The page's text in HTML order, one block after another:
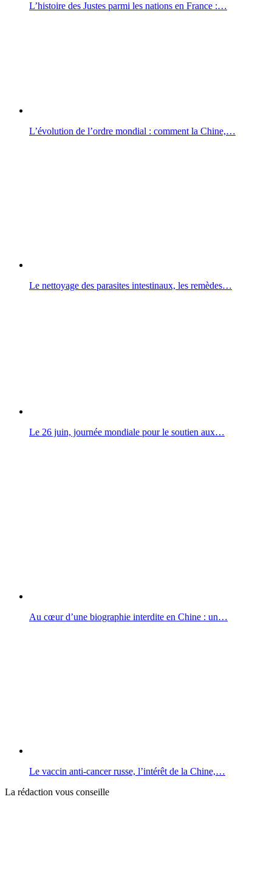
L’histoire des Justes parmi les nations en France :…
L’évolution de l’ordre mondial : comment la Chine,…
Le nettoyage des parasites intestinaux, les remèdes…
Le 26 juin, journée mondiale pour le soutien aux…
Au cœur d’une biographie interdite en Chine : un…
Le vaccin anti-cancer russe, l’intérêt de la Chine,…
La rédaction vous conseille